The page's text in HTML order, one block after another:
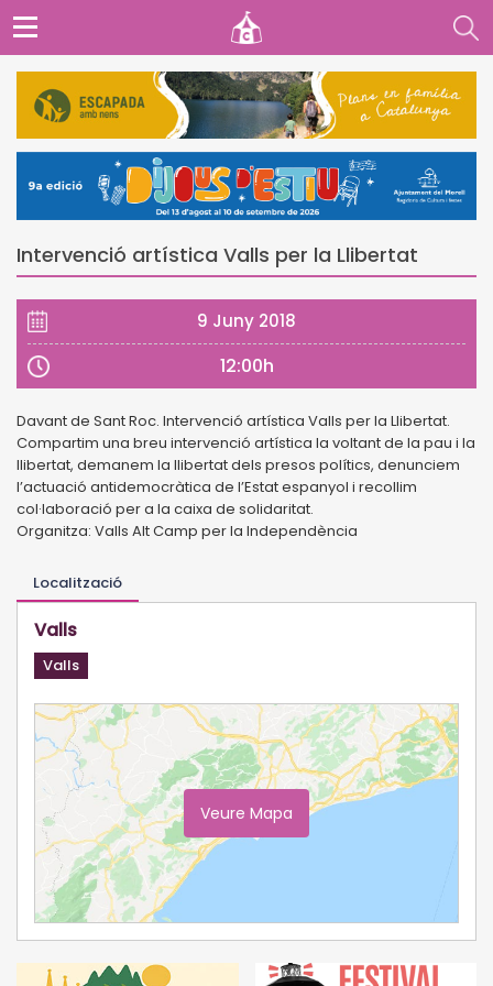
Intervenció artística Valls per la Llibertat
9 Juny 2018
12:00h
Davant de Sant Roc. Intervenció artística Valls per la Llibertat.
Compartim una breu intervenció artística la voltant de la pau i la
llibertat, demanem la llibertat dels presos polítics, denunciem
l’actuació antidemocràtica de l’Estat espanyol i recollim
col·laboració per a la caixa de solidaritat.
Organitza: Valls Alt Camp per la Independència
Localització
Valls
Valls
Veure Mapa